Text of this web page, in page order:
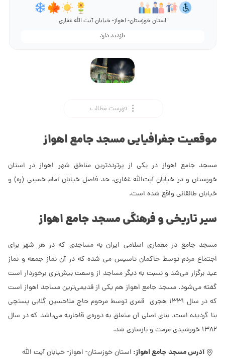
استان خوزستان- اهواز- خیابان آیت الله غفاری
بازدید دارد
فهرست مطالب
موقعیت جغرافیایی مسجد جامع اهواز
مسجد جامع اهواز در یكی از پرترددترین مناطق شهر اهواز در استان
خوزستان و در خيابان آيت‌الله غفاری، حد فاصل خیابان امام خمینی (ره) و
خیابان طالقانی واقع شده است.
سیر تاریخی و فرهنگی مسجد جامع اهواز
مسجد جامع در معماری اسلامی ایران به مساجدی که در هر شهر برای
اجتماع مردم توسط حاکمان تاسیس می شده که در آن نماز جمعه و نماز
عید برگزار می‌شد و نسبت به دیگر مساجد از وسعت بیش‌تری برخوردار است
گفته می‌شود. مسجد جامع اهواز هم یکی از قدیمی‌ترین مساجد اهواز است
که در سال 1331 هجری قمری توسط مرحوم حاج ملاحسین گلابی پستچی
بنا گردیده است. بنای اصلی آن متعلق به دوره‌ی قاجاریه می‌باشد که در سال
1382 خورشیدی مرمت و بازسازی شد.
آدرس مسجد جامع اهواز: استان خوزستان- اهواز- خیابان آیت الله